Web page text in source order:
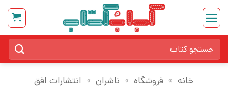
Skip
content
برای:
خانه » فروشگاه » ناشران » انتشارات افق